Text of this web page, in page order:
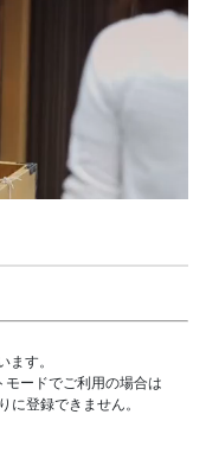
ます。
ードでご利用の場合は
登録できません。